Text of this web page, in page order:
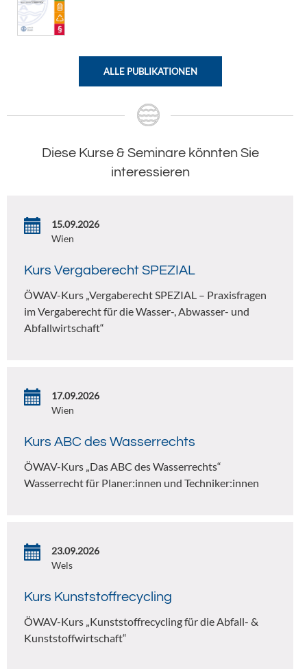
ALLE PUBLIKATIONEN
Diese Kurse & Seminare könnten Sie
interessieren
15.09.2026
Wien
Kurs Vergaberecht SPEZIAL
ÖWAV-Kurs „Vergaberecht SPEZIAL – Praxisfragen
im Vergaberecht für die Wasser-, Abwasser- und
Abfallwirtschaft“
17.09.2026
Wien
Kurs ABC des Wasserrechts
ÖWAV-Kurs „Das ABC des Wasserrechts“
Wasserrecht für Planer:innen und Techniker:innen
23.09.2026
Wels
Kurs Kunststoffrecycling
ÖWAV-Kurs „Kunststoffrecycling für die Abfall- &
Kunststoffwirtschaft“